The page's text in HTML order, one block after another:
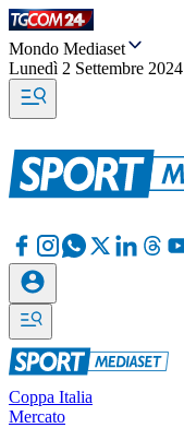
Mondo Mediaset
Lunedì 2 Settembre 2024
Coppa Italia
Mercato